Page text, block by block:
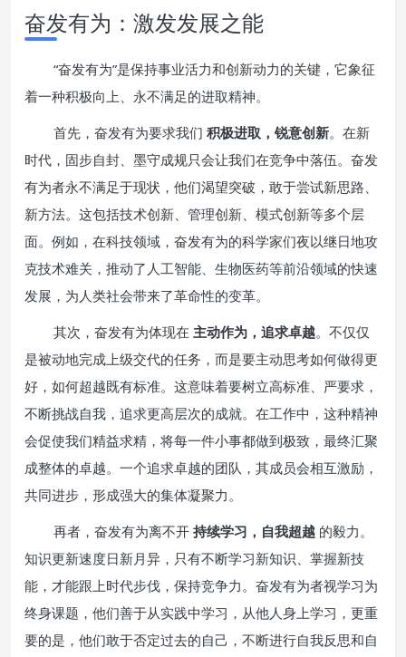
奋发有为：激发发展之能
“奋发有为”是保持事业活力和创新动力的关键，它象征
着一种积极向上、永不满足的进取精神。
首先，奋发有为要求我们 积极进取，锐意创新。在新
时代，固步自封、墨守成规只会让我们在竞争中落伍。奋发
有为者永不满足于现状，他们渴望突破，敢于尝试新思路、
新方法。这包括技术创新、管理创新、模式创新等多个层
面。例如，在科技领域，奋发有为的科学家们夜以继日地攻
克技术难关，推动了人工智能、生物医药等前沿领域的快速
发展，为人类社会带来了革命性的变革。
其次，奋发有为体现在 主动作为，追求卓越。不仅仅
是被动地完成上级交代的任务，而是要主动思考如何做得更
好，如何超越既有标准。这意味着要树立高标准、严要求，
不断挑战自我，追求更高层次的成就。在工作中，这种精神
会促使我们精益求精，将每一件小事都做到极致，最终汇聚
成整体的卓越。一个追求卓越的团队，其成员会相互激励，
共同进步，形成强大的集体凝聚力。
再者，奋发有为离不开 持续学习，自我超越 的毅力。
知识更新速度日新月异，只有不断学习新知识、掌握新技
能，才能跟上时代步伐，保持竞争力。奋发有为者视学习为
终身课题，他们善于从实践中学习，从他人身上学习，更重
要的是，他们敢于否定过去的自己，不断进行自我反思和自